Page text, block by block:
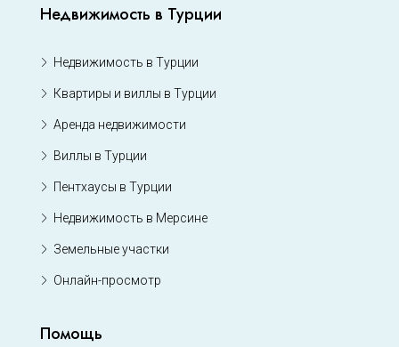
Недвижимость в Турции
Недвижимость в Турции
Квартиры и виллы в Турции
Аренда недвижимости
Виллы в Турции
Пентхаусы в Турции
Недвижимость в Мерсине
Земельные участки
Онлайн-просмотр
Помощь